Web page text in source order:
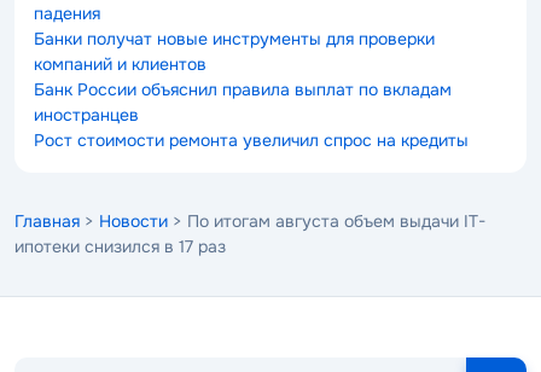
падения
Банки получат новые инструменты для проверки
компаний и клиентов
Банк России объяснил правила выплат по вкладам
иностранцев
Рост стоимости ремонта увеличил спрос на кредиты
Главная > Новости > По итогам августа объем выдачи IT-
ипотеки снизился в 17 раз